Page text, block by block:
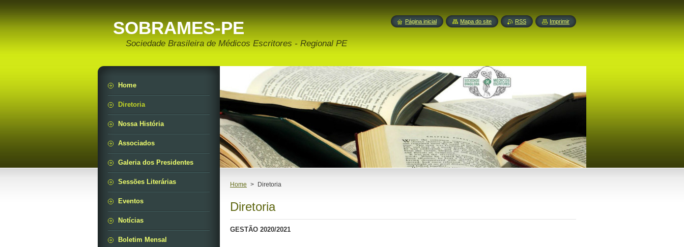
SOBRAMES-PE
Sociedade Brasileira de Médicos Escritores - Regional PE
Home > Diretoria
Diretoria
GESTÃO 2020/2021
Home
Diretoria
Nossa História
Associados
Galeria dos Presidentes
Sessões Literárias
Eventos
Notícias
Boletim Mensal
Página inicial Mapa do site RSS Imprimir